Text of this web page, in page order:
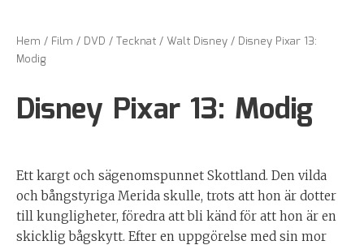
Hem / Film / DVD /Tecknat/Walt Disney/ Disney Pixar 13:
Modig
Disney Pixar 13: Modig
Ett kargt och sägenomspunnet Skottland. Den vilda
och bångstyriga Merida skulle, trots att hon är dotter
till kungligheter, föredra att bli känd för att hon är en
skicklig bågskytt. Efter en uppgörelse med sin mor